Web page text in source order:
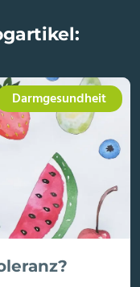
Darmgesundheit